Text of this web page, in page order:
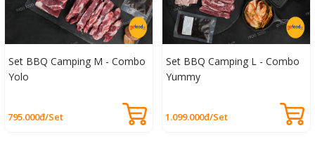
Set BBQ Camping M - Combo
Yolo
795.000đ/Set
Set BBQ Camping L - Combo
Yummy
1.099.000đ/Set